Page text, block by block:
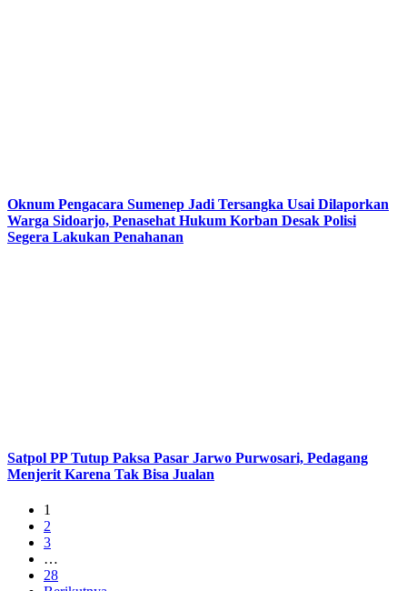
Oknum Pengacara Sumenep Jadi Tersangka Usai Dilaporkan
Warga Sidoarjo, Penasehat Hukum Korban Desak Polisi
Segera Lakukan Penahanan
Satpol PP Tutup Paksa Pasar Jarwo Purwosari, Pedagang
Menjerit Karena Tak Bisa Jualan
1
2
3
…
28